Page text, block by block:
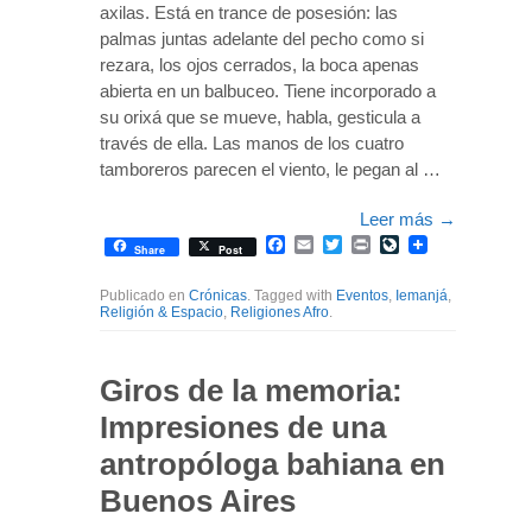
axilas. Está en trance de posesión: las
palmas juntas adelante del pecho como si
rezara, los ojos cerrados, la boca apenas
abierta en un balbuceo. Tiene incorporado a
su orixá que se mueve, habla, gesticula a
través de ella. Las manos de los cuatro
tamboreros parecen el viento, le pegan al …
Leer más →
Share Post Facebook
EmailTwitterPrintLiveJournal
Publicado en Crónicas . Tagged with Eventos Iemanjá
Religión & Espacio Religiones Afro
Giros de la memoria:
Impresiones de una
antropóloga bahiana en
Buenos Aires